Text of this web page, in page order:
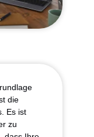
die
Es ist
zu